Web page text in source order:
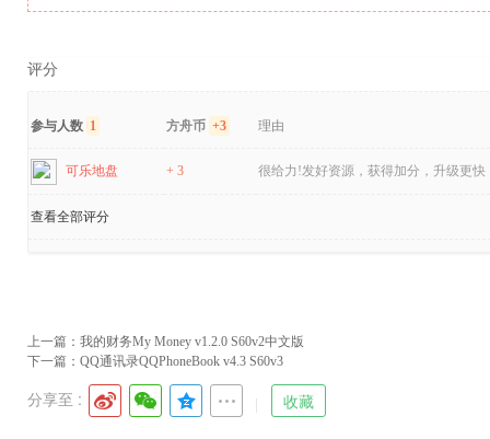
评分
参与人数 1 方舟币 +3 理由
可乐地盘 + 3 很给力!发好资源，获得加分，升级更快
查看全部评分
上一篇： 我的财务My Money v1.2.0 S60v2中文版
下一篇： QQ通讯录QQPhoneBook v4.3 S60v3
分享至 : 收藏